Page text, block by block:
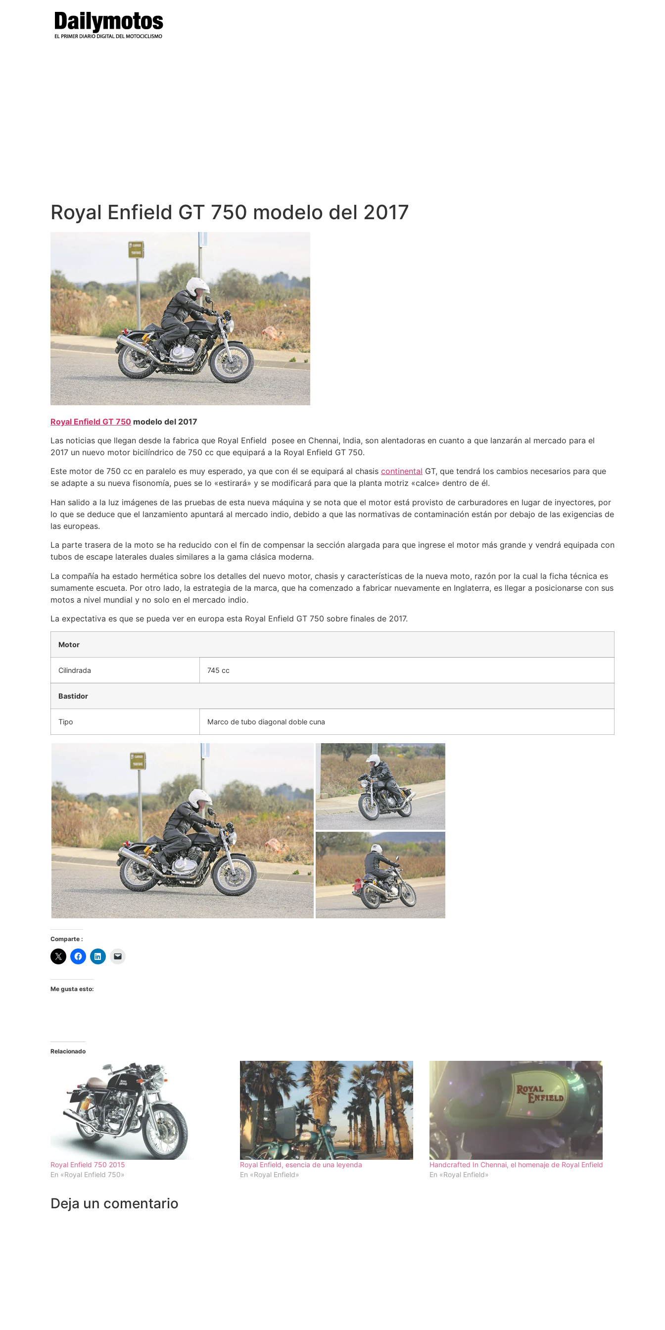
Royal Enfield GT 750 modelo del 2017
Royal Enfield GT 750 modelo del 2017
Las noticias que llegan desde la fabrica que Royal Enfield posee en Chennai, India, son alentadoras en cuanto a que lanzarán al mercado para el
2017 un nuevo motor bicilíndrico de 750 cc que equipará a la Royal Enfield GT 750.
Este motor de 750 cc en paralelo es muy esperado, ya que con él se equipará al chasis continental GT, que tendrá los cambios necesarios para que
se adapte a su nueva fisonomía, pues se lo «estirará» y se modificará para que la planta motriz «calce» dentro de él.
Han salido a la luz imágenes de las pruebas de esta nueva máquina y se nota que el motor está provisto de carburadores en lugar de inyectores, por
lo que se deduce que el lanzamiento apuntará al mercado indio, debido a que las normativas de contaminación están por debajo de las exigencias de
las europeas.
La parte trasera de la moto se ha reducido con el fin de compensar la sección alargada para que ingrese el motor más grande y vendrá equipada con
tubos de escape laterales duales similares a la gama clásica moderna.
La compañía ha estado hermética sobre los detalles del nuevo motor, chasis y características de la nueva moto, razón por la cual la ficha técnica es
sumamente escueta. Por otro lado, la estrategia de la marca, que ha comenzado a fabricar nuevamente en Inglaterra, es llegar a posicionarse con sus
motos a nivel mundial y no solo en el mercado indio.
La expectativa es que se pueda ver en europa esta Royal Enfield GT 750 sobre finales de 2017.
Motor
Cilindrada 745 cc
Bastidor
Tipo Marco de tubo diagonal doble cuna
Comparte :
Me gusta esto:
Relacionado
Royal Enfield 750 2015
En «Royal Enfield 750»
Royal Enfield, esencia de una leyenda
En «Royal Enfield»
Handcrafted In Chennai, el homenaje de Royal Enfield
En «Royal Enfield»
Deja un comentario